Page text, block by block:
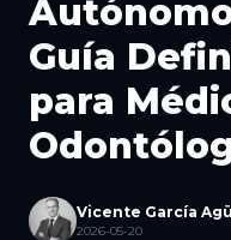
Guía
para
Vicente García
2026-05-20